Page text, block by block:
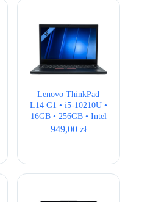
Lenovo ThinkPad
L14 G1 • i5-10210U •
16GB • 256GB • Intel
UHD • 14″ Full HD
949,00 zł